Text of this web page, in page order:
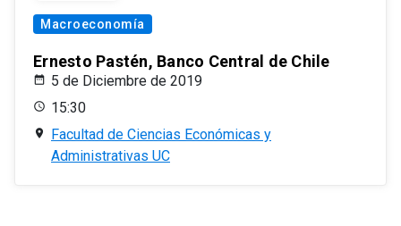
Macroeconomía
Ernesto Pastén, Banco Central de Chile
5 de Diciembre de 2019
15:30
Facultad de Ciencias Económicas y
Administrativas UC